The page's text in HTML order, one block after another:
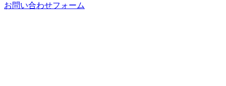
お問い合わせフォーム